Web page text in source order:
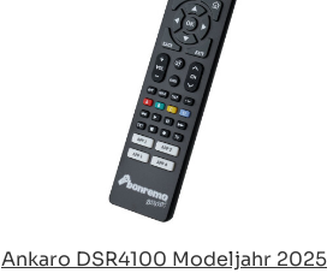
Ankaro DSR4100 Modeljahr 2025